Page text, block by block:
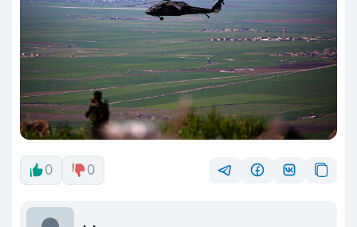
0 0